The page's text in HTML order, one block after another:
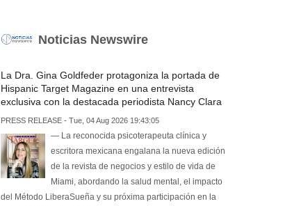
Noticias Newswire
La Dra. Gina Goldfeder protagoniza la portada de
Hispanic Target Magazine en una entrevista
exclusiva con la destacada periodista Nancy Clara
PRESS RELEASE - Tue, 04 Aug 2026 19:43:05
— La reconocida psicoterapeuta clínica y
escritora mexicana engalana la nueva edición
de la revista de negocios y estilo de vida de
Miami, abordando la salud mental, el impacto
del Método LiberaSueña y su próxima participación en la